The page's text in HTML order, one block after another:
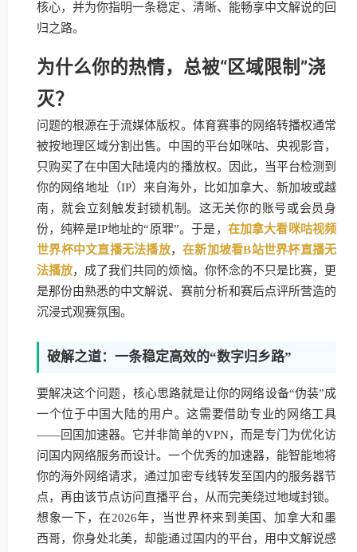
核心，并为你指明一条稳定、清晰、能畅享中文解说的回
归之路。
为什么你的热情，总被“区域限制”浇
灭？
问题的根源在于流媒体版权。体育赛事的网络转播权通常
被按地理区域分割出售。中国的平台如咪咕、央视影音，
只购买了在中国大陆境内的播放权。因此，当平台检测到
你的网络地址（IP）来自海外，比如加拿大、新加坡或越
南，就会立刻触发封锁机制。这无关你的账号或会员身
份，纯粹是IP地址的“原罪”。于是， 在加拿大看咪咕视频
世界杯中文直播无法播放， 在新加坡看B站世界杯直播无
法播放，成了我们共同的烦恼。你怀念的不只是比赛，更
是那份由熟悉的中文解说、赛前分析和赛后点评所营造的
沉浸式观赛氛围。
破解之道：一条稳定高效的“数字归乡路”
要解决这个问题，核心思路就是让你的网络设备“伪装”成
一个位于中国大陆的用户。这需要借助专业的网络工具
——回国加速器。它并非简单的VPN，而是专门为优化访
问国内网络服务而设计。一个优秀的加速器，能智能地将
你的海外网络请求，通过加密专线转发至国内的服务器节
点，再由该节点访问直播平台，从而完美绕过地域封锁。
想象一下，在2026年，当世界杯来到美国、加拿大和墨
西哥，你身处北美，却能通过国内的平台，用中文解说感